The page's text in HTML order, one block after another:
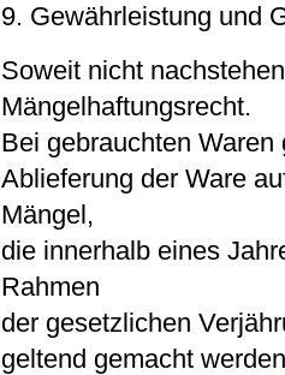
9. Gewährleistung und
Soweit nicht
Mängelhaftungsrecht.
Bei gebrauchten
Ablieferung der Ware
Mängel,
die innerhalb eines
Rahmen
der gesetzlichen
geltend gemacht